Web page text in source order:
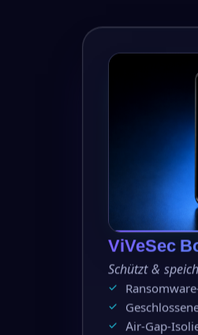
ViVeSec
Schützt &
Air-Gap-